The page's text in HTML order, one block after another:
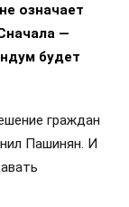
означает
—
будет
граждан
Пашинян. И